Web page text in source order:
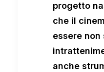
progetto
che il
essere
anche